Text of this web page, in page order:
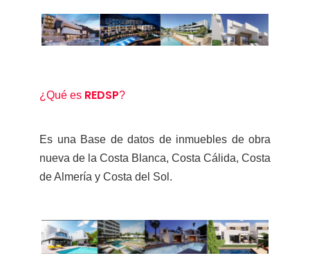
¿Qué es REDSP?
Es una Base de datos de inmuebles de obra
nueva de la Costa Blanca, Costa Cálida, Costa
de Almería y Costa del Sol.